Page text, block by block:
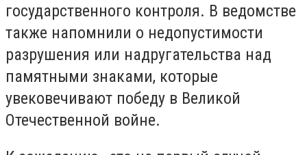
государственного контроля. В ведомстве
также напомнили о недопустимости
разрушения или надругательства над
памятными знаками, которые
увековечивают победу в Великой
Отечественной войне.